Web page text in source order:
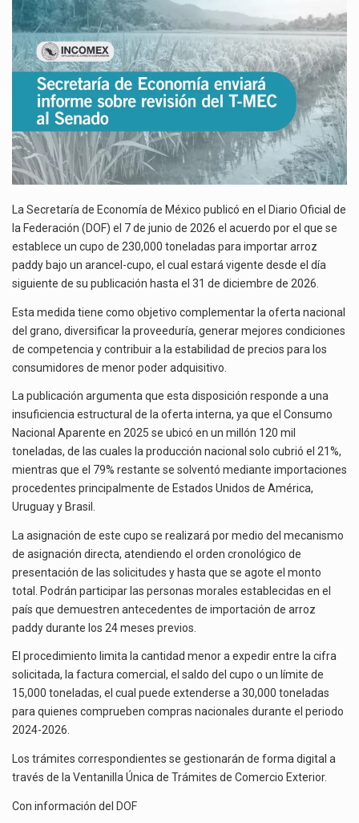
El Departamento de Agricultura de Estados Unidos (USDA) suspendió el 5 de agosto de 2026…
DE
ARROZ
PADDY
EN
2026
La Secretaría de Economía de México publicó en el Diario Oficial de
la Federación (DOF) el 7 de junio de 2026 el acuerdo por el que se
establece un cupo de 230,000 toneladas para importar arroz
paddy bajo un arancel-cupo, el cual estará vigente desde el día
siguiente de su publicación hasta el 31 de diciembre de 2026.
Esta medida tiene como objetivo complementar la oferta nacional
del grano, diversificar la proveeduría, generar mejores condiciones
de competencia y contribuir a la estabilidad de precios para los
consumidores de menor poder adquisitivo.
La publicación argumenta que esta disposición responde a una
insuficiencia estructural de la oferta interna, ya que el Consumo
Nacional Aparente en 2025 se ubicó en un millón 120 mil
toneladas, de las cuales la producción nacional solo cubrió el 21%,
mientras que el 79% restante se solventó mediante importaciones
procedentes principalmente de Estados Unidos de América,
Uruguay y Brasil.
La asignación de este cupo se realizará por medio del mecanismo
de asignación directa, atendiendo el orden cronológico de
presentación de las solicitudes y hasta que se agote el monto
total. Podrán participar las personas morales establecidas en el
país que demuestren antecedentes de importación de arroz
paddy durante los 24 meses previos.
El procedimiento limita la cantidad menor a expedir entre la cifra
solicitada, la factura comercial, el saldo del cupo o un límite de
15,000 toneladas, el cual puede extenderse a 30,000 toneladas
para quienes comprueben compras nacionales durante el periodo
2024-2026.
Los trámites correspondientes se gestionarán de forma digital a
través de la Ventanilla Única de Trámites de Comercio Exterior.
Con información del DOF